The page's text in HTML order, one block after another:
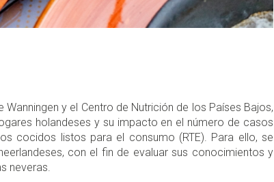
y el Centro de Nutrición de los Países Bajos,
holandeses y su impacto en el número de casos
cocidos listos para el consumo (RTE). Para ello, se
con el fin de evaluar sus conocimientos y
neveras.